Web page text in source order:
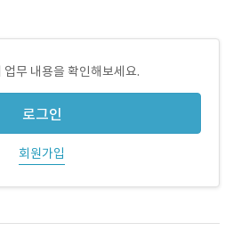
업무 내용을 확인해보세요.
로그인
회원가입